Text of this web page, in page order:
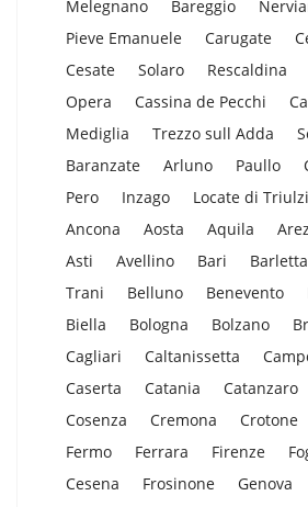
Melegnano
Bareggio
Pieve Emanuele
Carugate
Cesate
Solaro Rescaldina
Opera
Cassina de Pecchi
Mediglia
Trezzo sull Adda
Baranzate
Arluno Paullo
Pero
Inzago Locate di Triulzi
Ancona
Aosta Aquila
Asti
Avellino Bari Barletta
Trani
Belluno Benevento
Biella
Bologna Bolzano
Cagliari
Caltanissetta
Caserta
Catania Catanzaro
Cosenza
Cremona Crotone
Fermo
Ferrara Firenze
Cesena
Frosinone Genova